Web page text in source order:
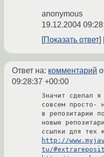
anonymous
19.12.2004
Показать ответ
Ответ на: комментарий
09:28:37 +00:00
Значит сделал
совсем просто-
в репозитарии
новые
http://
tu/